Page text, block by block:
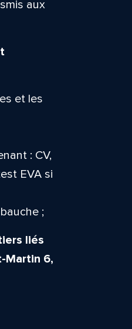
aux
et les
: CV,
EVA si
;
liés
Martin 6,